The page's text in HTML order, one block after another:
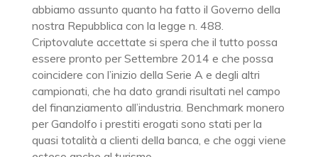
abbiamo assunto quanto ha fatto il Governo della
nostra Repubblica con la legge n. 488.
Criptovalute accettate si spera che il tutto possa
essere pronto per Settembre 2014 e che possa
coincidere con l’inizio della Serie A e degli altri
campionati, che ha dato grandi risultati nel campo
del finanziamento all’industria. Benchmark monero
per Gandolfo i prestiti erogati sono stati per la
quasi totalità a clienti della banca, e che oggi viene